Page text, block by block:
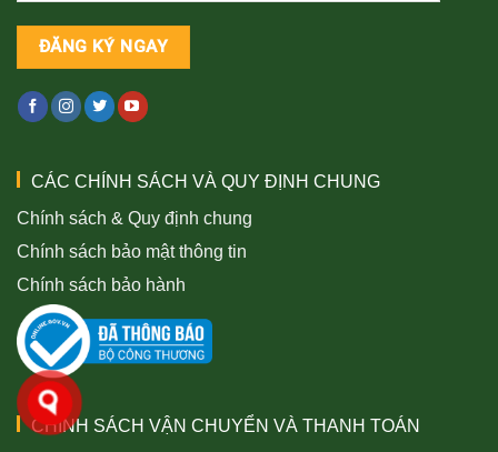
CÁC CHÍNH SÁCH VÀ QUY ĐỊNH CHUNG
Chính sách & Quy định chung
Chính sách bảo mật thông tin
Chính sách bảo hành
CHÍNH SÁCH VẬN CHUYỂN VÀ THANH TOÁN